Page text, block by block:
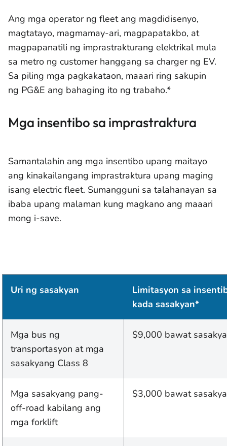
Ang mga operator ng fleet ang magdidisenyo,
magtatayo, magmamay-ari, magpapatakbo, at
magpapanatili ng imprastrakturang elektrikal mula
sa metro ng customer hanggang sa charger ng EV.
Sa piling mga pagkakataon, maaari ring sakupin
ng PG&E ang bahaging ito ng trabaho.*
Mga insentibo sa imprastraktura
Samantalahin ang mga insentibo upang maitayo
ang kinakailangang imprastraktura upang maging
isang electric fleet. Sumangguni sa talahanayan sa
ibaba upang malaman kung magkano ang maaari
mong i-save.
Uri ng sasakyan
Limitasyon sa
kada sasakyan*
Mga bus ng
transportasyon at mga
sasakyang Class 8
$9,000 bawat
Mga sasakyang pang-
off-road kabilang ang
mga forklift
$3,000 bawat